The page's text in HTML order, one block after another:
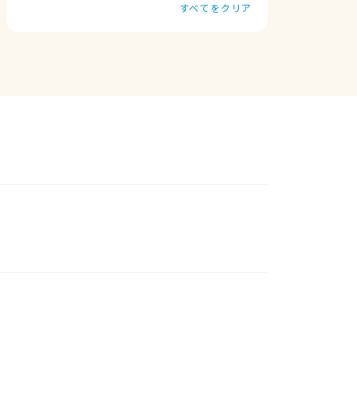
すべてをクリア